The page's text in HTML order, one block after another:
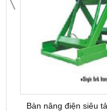
Bàn nâng điện siêu